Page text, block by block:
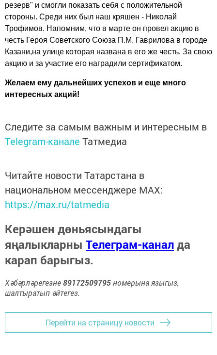
резерв" и смогли показать себя с положительной
стороны. Среди них был наш кряшен - Николай
Трофимов. Напомним, что в марте он провел акцию в
честь Героя Советского Союза П.М. Гаврилова в городе
Казани,на улице которая названа в его же честь. За свою
акцию и за участие его наградили сертификатом.
Желаем ему дальнейших успехов и еще много
интересных акций!
Следите за самым важным и интересным в
Telegram-канале Татмедиа
Читайте новости Татарстана в
национальном мессенджере MАХ:
https://max.ru/tatmedia
Керәшен дөньясындагы
яңалыкларны Телеграм-каналда
карап барыгыз.
Хәбәрләрегезне89172509795номерына языгыз,
шалтыратып әйтегез.
Перейти на страницу новости